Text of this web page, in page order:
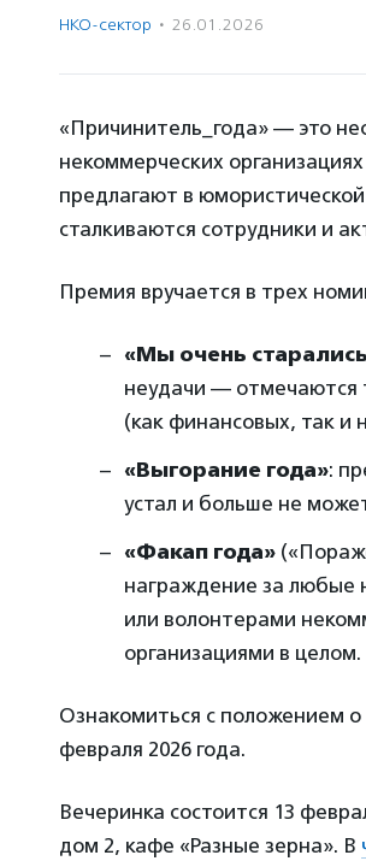
НКО-сектор · 26.01.2026
«Причинитель_года» — это
некоммерческих
предлагают в
сталкиваются сотрудники и
Премия вручается в трех
«Мы очень
неудачи — отмечаются
(как финансовых, так и
«Выгорание года»:
устал и больше не
«Факап года»
награждение за любые
или волонтерами
организациями в целом.
Ознакомиться с положением
февраля 2026 года.
Вечеринка состоится 13
дом 2, кафе «Разные зерна». В